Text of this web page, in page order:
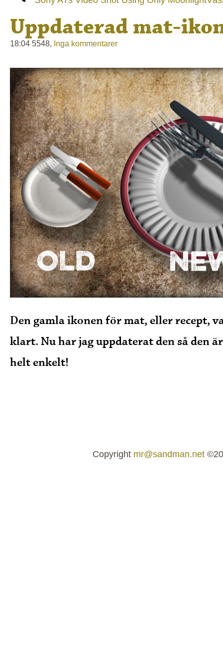
Uppdaterad mat-
18:04 5548, Inga kommentarer
Den gamla ikonen för mat, eller recept,
klart. Nu har jag uppdaterat den så den
helt enkelt!
Copyright mr@sandman.net